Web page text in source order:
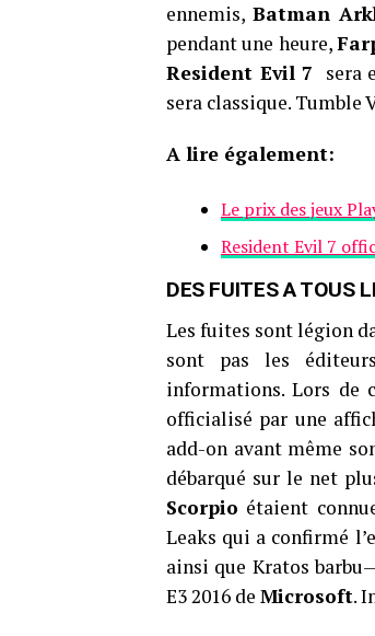
ennemis,Batman
pendant une heure,
Resident Evil 7 sera
sera classique. Tumble
A lire également:
Le prix des jeux
Resident Evil 7
DES FUITES A TOUS
Les fuites sont légion
sont pas les
informations. Lors de
officialisé par une
add-on avant même
débarqué sur le net
Scorpio étaient
Leaks qui a confirmé
ainsi que Kratos
E3 2016 de Microsoft.